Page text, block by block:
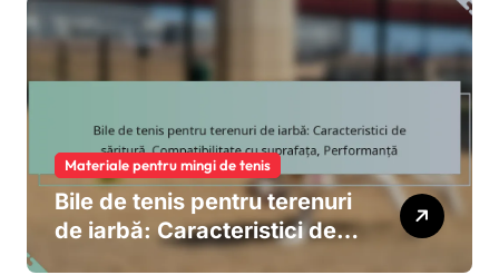
Materiale pentru mingi de tenis
Bile de tenis pentru terenuri
de iarbă: Caracteristici de
săritură, Compatibilitate cu